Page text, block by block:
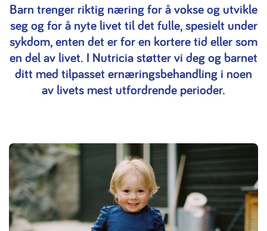
Barn trenger riktig næring for å vokse og utvikle
seg og for å nyte livet til det fulle, spesielt under
sykdom, enten det er for en kortere tid eller som
en del av livet. I Nutricia støtter vi deg og barnet
ditt med tilpasset ernæringsbehandling i noen
av livets mest utfordrende perioder.